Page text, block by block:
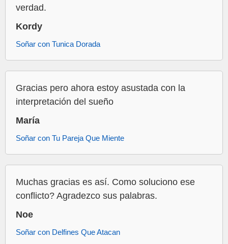
verdad.
Kordy
Soñar con Tunica Dorada
Gracias pero ahora estoy asustada con la
interpretación del sueño
María
Soñar con Tu Pareja Que Miente
Muchas gracias es así. Como soluciono ese
conflicto? Agradezco sus palabras.
Noe
Soñar con Delfines Que Atacan